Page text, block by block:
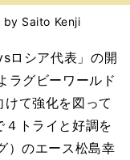
Saito Kenji
ロシア代表」の開
ラグビーワールド
て強化を図って
トライと好調を
）のエース松島幸